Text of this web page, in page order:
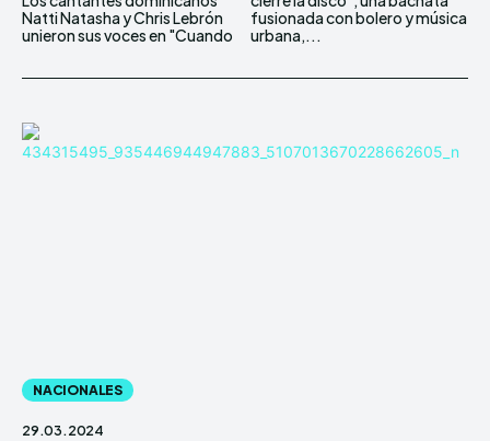
Natti Natasha y Chris Lebrón
unieron sus voces en "Cuando
fusionada con bolero y música
urbana,...
NACIONALES
29.03.2024